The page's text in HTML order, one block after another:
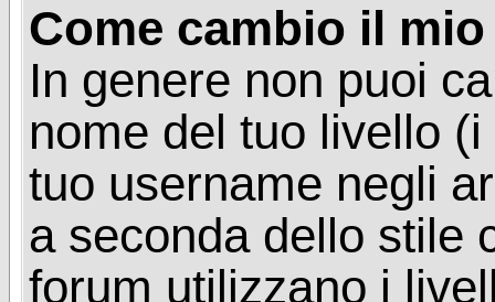
Come cambio il
In genere non puoi
nome del tuo livello
tuo username negli
a seconda dello stile
forum utilizzano i